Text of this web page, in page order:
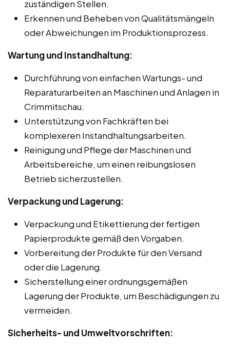
zuständigen Stellen.
Erkennen und Beheben von Qualitätsmängeln
oder Abweichungen im Produktionsprozess.
Wartung und Instandhaltung:
Durchführung von einfachen Wartungs- und
Reparaturarbeiten an Maschinen und Anlagen in
Crimmitschau.
Unterstützung von Fachkräften bei
komplexeren Instandhaltungsarbeiten.
Reinigung und Pflege der Maschinen und
Arbeitsbereiche, um einen reibungslosen
Betrieb sicherzustellen.
Verpackung und Lagerung:
Verpackung und Etikettierung der fertigen
Papierprodukte gemäß den Vorgaben.
Vorbereitung der Produkte für den Versand
oder die Lagerung.
Sicherstellung einer ordnungsgemäßen
Lagerung der Produkte, um Beschädigungen zu
vermeiden.
Sicherheits- und Umweltvorschriften: